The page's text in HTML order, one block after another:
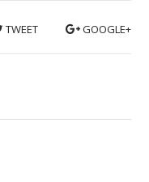
TWEET GOOGLE+